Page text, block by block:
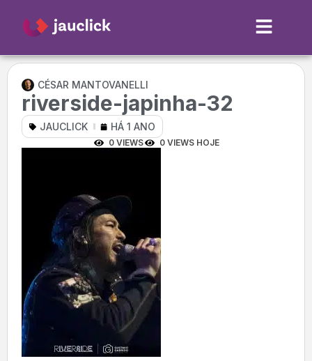
CÉSAR MANTOVANELLI
riverside-japinha-32
JAUCLICK HÁ 1 ANO
0 VIEWS 0 VIEWS HOJE